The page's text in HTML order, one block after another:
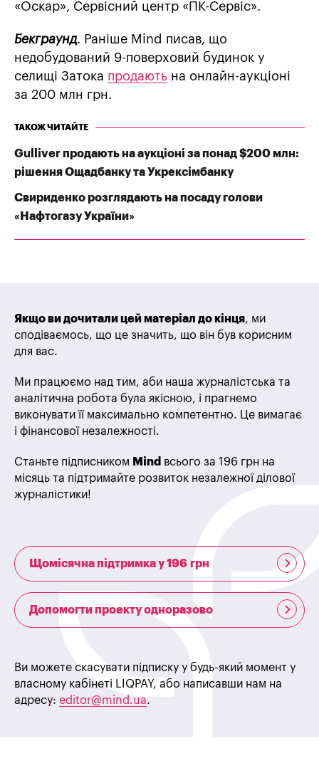
«Оскар», Сервісний центр «ПК-Сервіс».
Бекграунд. Раніше Mind писав, що
недобудований 9-поверховий будинок у
селищі Затока продають на онлайн-аукціоні
за 200 млн грн.
ТАКОЖ ЧИТАЙТЕ
Gulliver продають на аукціоні за понад $200 млн:
рішення Ощадбанку та Укрексімбанку
Свириденко розглядають на посаду голови
«Нафтогазу України»
Якщо ви дочитали цей матеріал до кінця, ми
сподіваємось, що це значить, що він був корисним
для вас.
Ми працюємо над тим, аби наша журналістська та
аналітична робота була якісною, і прагнемо
виконувати її максимально компетентно. Це вимагає
і фінансової незалежності.
Станьте підписником Mind всього за 196 грн на
місяць та підтримайте розвиток незалежної ділової
журналістики!
Щомісячна підтримка у 196 грн
Допомогти проекту одноразово
Ви можете скасувати підписку у будь-який момент у
власному кабінеті LIQPAY, або написавши нам на
адресу: editor@mind.ua.